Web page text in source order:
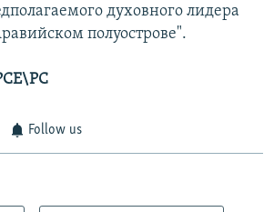
духовного лидера
полуострове".
Follow us